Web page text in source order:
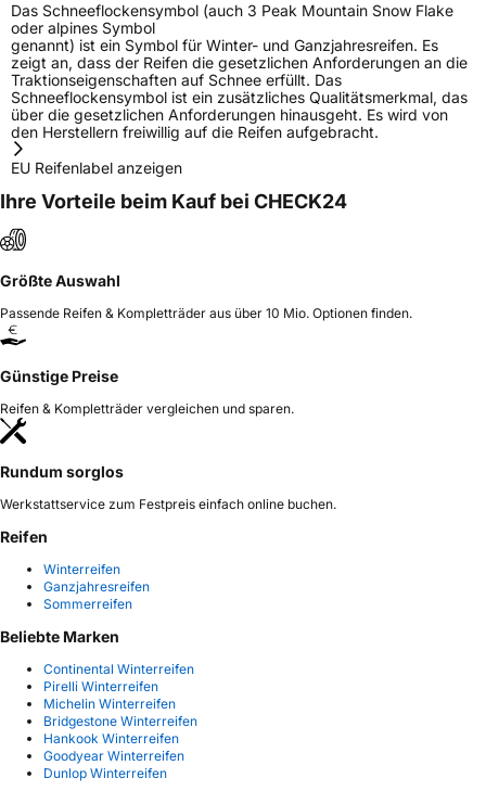
Das Schneeflockensymbol (auch 3 Peak Mountain Snow Flake
oder alpines Symbol
genannt) ist ein Symbol für Winter- und Ganzjahresreifen. Es
zeigt an, dass der Reifen die gesetzlichen Anforderungen an die
Traktionseigenschaften auf Schnee erfüllt. Das
Schneeflockensymbol ist ein zusätzliches Qualitätsmerkmal, das
über die gesetzlichen Anforderungen hinausgeht. Es wird von
den Herstellern freiwillig auf die Reifen aufgebracht.
EU Reifenlabel anzeigen
Ihre Vorteile beim Kauf bei CHECK24
Größte Auswahl
Passende Reifen & Kompletträder aus über 10 Mio. Optionen finden.
Günstige Preise
Reifen & Kompletträder vergleichen und sparen.
Rundum sorglos
Werkstattservice zum Festpreis einfach online buchen.
Reifen
Winterreifen
Ganzjahresreifen
Sommerreifen
Beliebte Marken
Continental Winterreifen
Pirelli Winterreifen
Michelin Winterreifen
Bridgestone Winterreifen
Hankook Winterreifen
Goodyear Winterreifen
Dunlop Winterreifen